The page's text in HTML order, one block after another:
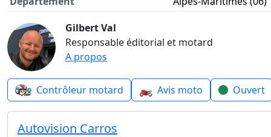
Gilbert Val
Responsable éditorial et motard
A propos
Contrôleur motard 🏍️ Avis moto Ouvert
Autovision Carros